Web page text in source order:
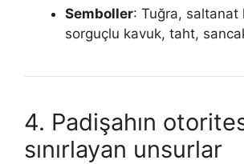
Semboller: Tuğra, saltanat
sorguçlu kavuk, taht,
4. Padişahın
sınırlayan unsurlar